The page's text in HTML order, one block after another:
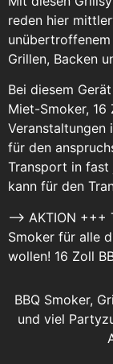
reden hier
unübertroffenem
Grillen, Backen
Bei diesem
Miet-Smoker,
Veranstaltungen
für den
Transport in fast
kann für den
–> AKTION +++
Smoker für alle
wollen! 16 Zoll
BBQ Smoker,
und viel